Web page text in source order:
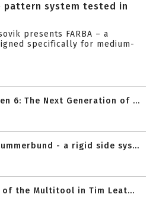
pattern system tested in
presents FARBA – a
specifically for medium-
6: The Next Generation of ...
- a rigid side sys...
of the Multitool in Tim Leat...